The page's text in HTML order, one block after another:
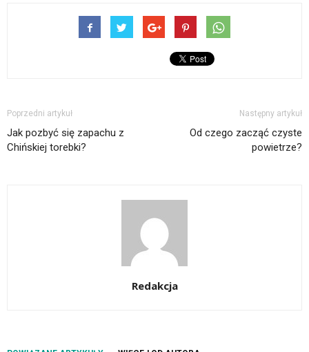
Poprzedni artykuł
Jak pozbyć się zapachu z
Chińskiej torebki?
Następny artykuł
Od czego zacząć czyste
powietrze?
Redakcja